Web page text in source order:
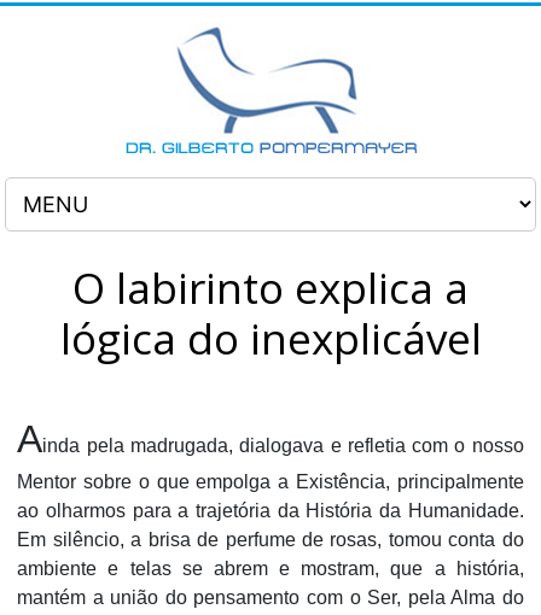
O labirinto explica a
lógica do inexplicável
Ainda pela madrugada, dialogava e refletia com o nosso
Mentor sobre o que empolga a Existência, principalmente
ao olharmos para a trajetória da História da Humanidade.
Em silêncio, a brisa de perfume de rosas, tomou conta do
ambiente e telas se abrem e mostram, que a história,
mantém a união do pensamento com o Ser, pela Alma do